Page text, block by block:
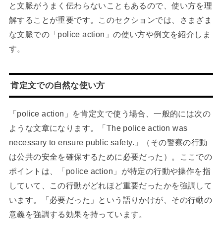
と文脈がうまく伝わらないこともあるので、使い方を理
解することが重要です。このセクションでは、さまざま
な文脈での「police action」の使い方や例文を紹介しま
す。
肯定文での自然な使い方
「police action」を肯定文で使う場合、一般的には次の
ような文章になります。「The police action was
necessary to ensure public safety.」（その警察の行動
は公共の安全を確保するために必要だった）。ここでの
ポイントは、「police action」が特定の行動や操作を指
していて、この行動がどれほど重要だったかを強調して
います。「必要だった」という語りかけが、その行動の
意義を強調する効果を持っています。